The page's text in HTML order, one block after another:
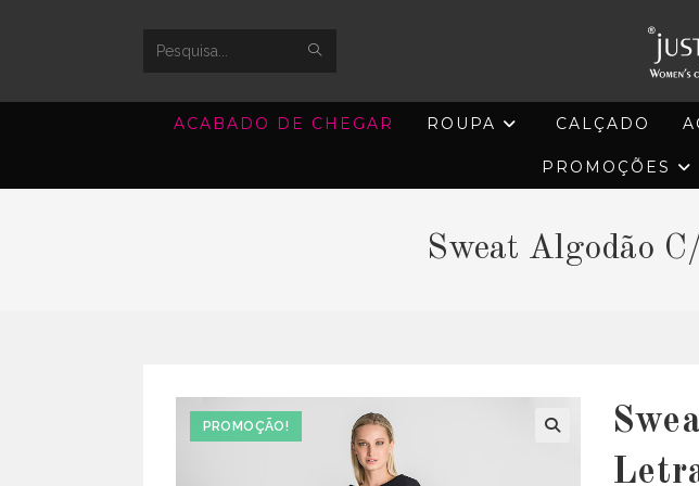
Search
ACABADO DE CHEGAR ROUPA CALÇADO
PROMOÇÕES
Sweat Algodão
PROMOÇÃO!